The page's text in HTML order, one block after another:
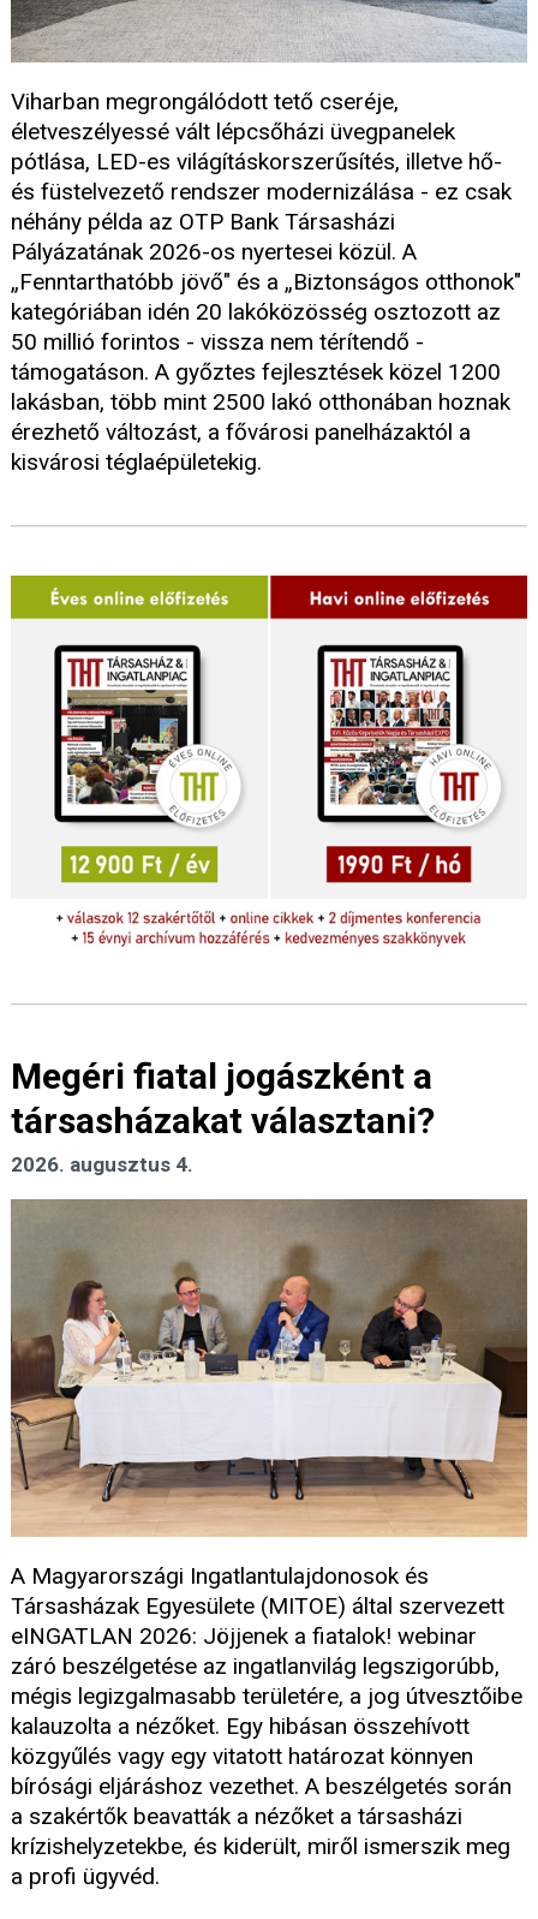
Viharban megrongálódott tető cseréje,
életveszélyessé vált lépcsőházi üvegpanelek
pótlása, LED-es világításkorszerűsítés, illetve hő-
és füstelvezető rendszer modernizálása - ez csak
néhány példa az OTP Bank Társasházi
Pályázatának 2026-os nyertesei közül. A
„Fenntarthatóbb jövő" és a „Biztonságos otthonok"
kategóriában idén 20 lakóközösség osztozott az
50 millió forintos - vissza nem térítendő -
támogatáson. A győztes fejlesztések közel 1200
lakásban, több mint 2500 lakó otthonában hoznak
érezhető változást, a fővárosi panelházaktól a
kisvárosi téglaépületekig.
Megéri fiatal jogászként a
társasházakat választani?
2026. augusztus 4.
A Magyarországi Ingatlantulajdonosok és
Társasházak Egyesülete (MITOE) által szervezett
eINGATLAN 2026: Jöjjenek a fiatalok! webinar
záró beszélgetése az ingatlanvilág legszigorúbb,
mégis legizgalmasabb területére, a jog útvesztőibe
kalauzolta a nézőket. Egy hibásan összehívott
közgyűlés vagy egy vitatott határozat könnyen
bírósági eljáráshoz vezethet. A beszélgetés során
a szakértők beavatták a nézőket a társasházi
krízishelyzetekbe, és kiderült, miről ismerszik meg
a profi ügyvéd.